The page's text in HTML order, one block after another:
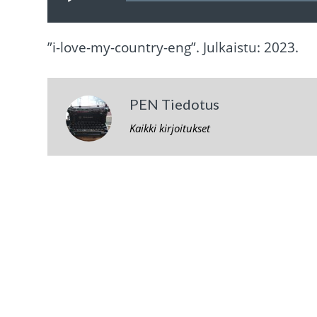
”i-love-my-country-eng”. Julkaistu: 2023.
PEN Tiedotus
Kaikki kirjoitukset